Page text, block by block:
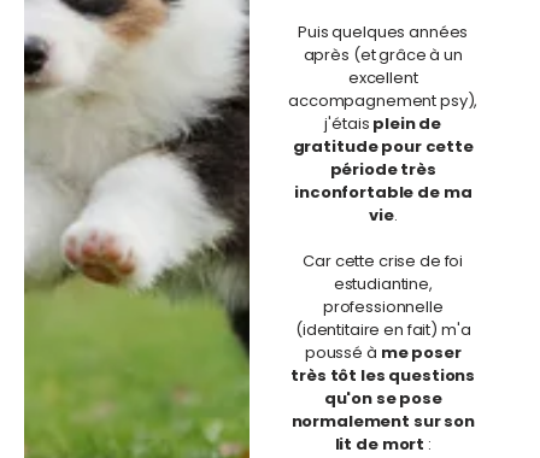
Puis quelques années
après (et grâce à un
excellent
accompagnement psy),
j'étais plein de
gratitude pour cette
période très
inconfortable de ma
vie.
Car cette crise de foi
estudiantine,
professionnelle
(identitaire en fait) m'a
poussé à me poser
très tôt les questions
qu'on se pose
normalement sur son
lit de mort :